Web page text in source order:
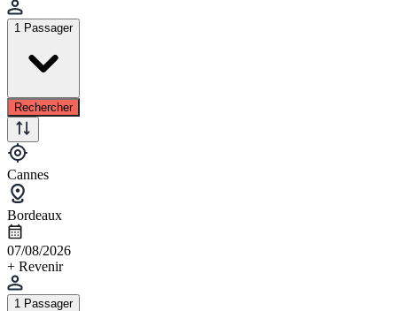
1 Passager
Rechercher
Cannes
Bordeaux
07/08/2026
+ Revenir
1 Passager